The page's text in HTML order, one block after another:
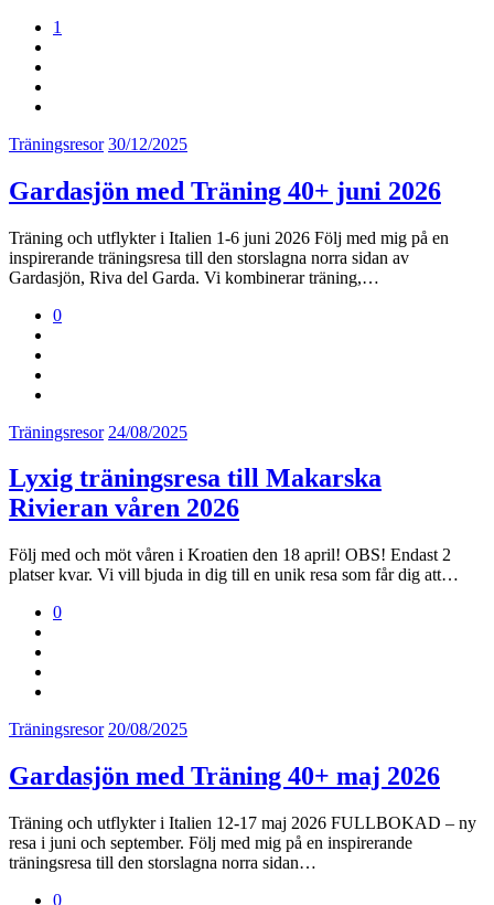
1
Träningsresor 30/12/2025
Gardasjön med Träning 40+ juni 2026
Träning och utflykter i Italien 1-6 juni 2026 Följ med mig på en
inspirerande träningsresa till den storslagna norra sidan av
Gardasjön, Riva del Garda. Vi kombinerar träning,…
0
Träningsresor 24/08/2025
Lyxig träningsresa till Makarska
Rivieran våren 2026
Följ med och möt våren i Kroatien den 18 april! OBS! Endast 2
platser kvar. Vi vill bjuda in dig till en unik resa som får dig att…
0
Träningsresor 20/08/2025
Gardasjön med Träning 40+ maj 2026
Träning och utflykter i Italien 12-17 maj 2026 FULLBOKAD – ny
resa i juni och september. Följ med mig på en inspirerande
träningsresa till den storslagna norra sidan…
0